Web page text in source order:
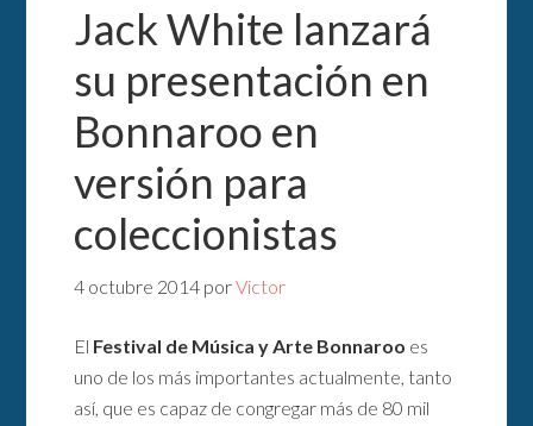
Jack White lanzará
su presentación en
Bonnaroo en
versión para
coleccionistas
4 octubre 2014 porVictor
El Festival de Música y Arte Bonnaroo es
uno de los más importantes actualmente, tanto
así, que es capaz de congregar más de 80 mil